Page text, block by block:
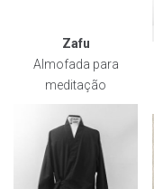
Zafu
Almofada para
meditação